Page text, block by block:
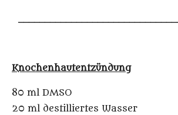
Knochenhautentzündung
80 ml DMSO
20 ml destilliertes Wasser